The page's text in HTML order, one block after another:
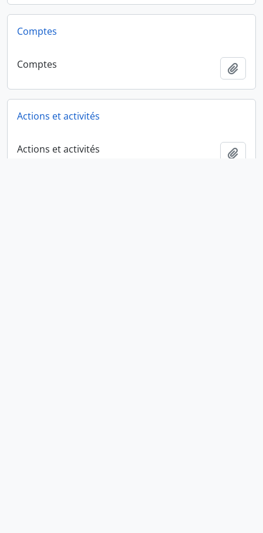
Comptes
Comptes
Actions et activités
Actions et activités